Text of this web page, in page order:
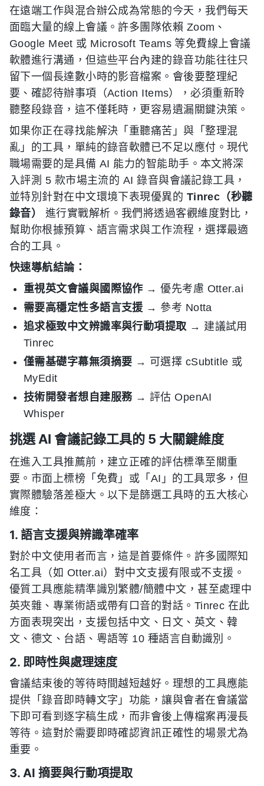
在遠端工作與混合辦公成為常態的今天，我們每天
面臨大量的線上會議。許多團隊依賴 Zoom、
Google Meet 或 Microsoft Teams 等免費線上會議
軟體進行溝通，但這些平台內建的錄音功能往往只
留下一個長達數小時的影音檔案。會後要整理紀
要、確認待辦事項（Action Items），必須重新聆
聽整段錄音，這不僅耗時，更容易遺漏關鍵決策。
如果你正在尋找能解決「重聽痛苦」與「整理混
亂」的工具，單純的錄音軟體已不足以應付。現代
職場需要的是具備 AI 能力的智能助手。本文將深
入評測 5 款市場主流的 AI 錄音與會議記錄工具，
並特別針對在中文環境下表現優異的 Tinrec（秒聽
錄音）
進行實戰解析。我們將透過客觀維度對比，
幫助你根據預算、語言需求與工作流程，選擇最適
合的工具。
快速導航結論：
重視英文會議與國際協作 → 優先考慮 Otter.ai
需要高穩定性多語言支援 → 參考 Notta
追求極致中文辨識率與行動項提取→ 建議試用
Tinrec
僅需基礎字幕無須摘要 → 可選擇 cSubtitle 或
MyEdit
技術開發者想自建服務→ 評估 OpenAI
Whisper
挑選 AI 會議記錄工具的 5 大關鍵維度
在進入工具推薦前，建立正確的評估標準至關重
要。市面上標榜「免費」或「AI」的工具眾多，但
實際體驗落差極大。以下是篩選工具時的五大核心
維度：
1. 語言支援與辨識準確率
對於中文使用者而言，這是首要條件。許多國際知
名工具（如 Otter.ai）對中文支援有限或不支援。
優質工具應能精準識別繁體/簡體中文，甚至處理中
英夾雜、專業術語或帶有口音的對話。Tinrec 在此
方面表現突出，支援包括中文、日文、英文、韓
文、德文、台語、粵語等 10 種語言自動識別。
2. 即時性與處理速度
會議結束後的等待時間越短越好。理想的工具應能
提供「錄音即時轉文字」功能，讓與會者在會議當
下即可看到逐字稿生成，而非會後上傳檔案再漫長
等待。這對於需要即時確認資訊正確性的場景尤為
重要。
3. AI 摘要與行動項提取